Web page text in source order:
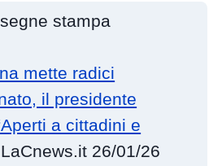
stampa
mette radici
il presidente
a cittadini e
26/01/26